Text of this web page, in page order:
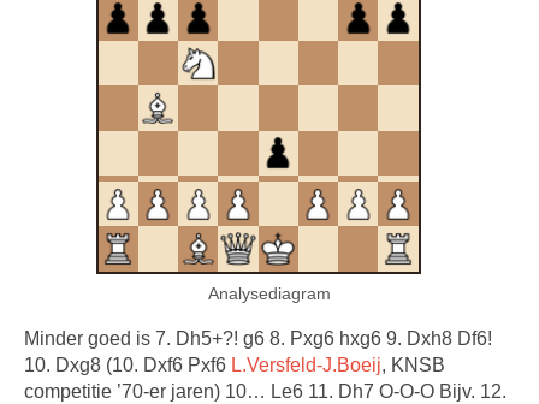
Analysediagram
Minder goed is 7. Dh5+?! g6 8. Pxg6 hxg6 9. Dxh8 Df6!
10. Dxg8 (10. Dxf6 Pxf6 L.Versfeld-J.Boeij, KNSB
competitie ’70-er jaren) 10… Le6 11. Dh7 O-O-O Bijv. 12.